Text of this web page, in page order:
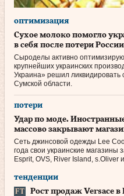
оптимизация
Сухое молоко помогло
в себя после потери России
Сыроделы активно
крупнейших украинских
Украина» решил ликвидировать
Сумской области.
потери
Удар по моде.
массово закрывают
Сеть джинсовой одежды Lee
года свои украинские магазины
Esprit, OVS, River Island, s.Oliver
тенденции
Рост продаж Versace